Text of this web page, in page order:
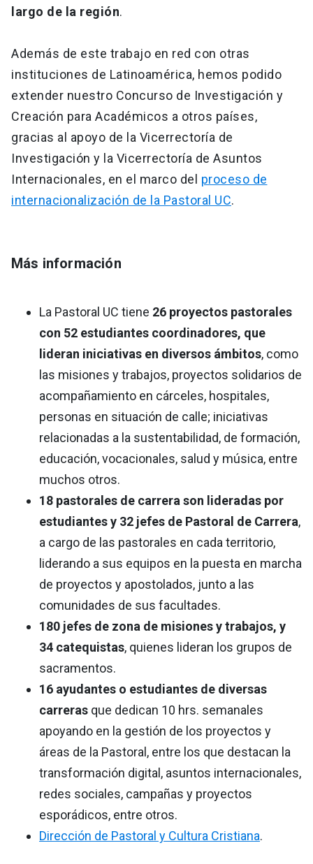
largo de la región.
Además de este trabajo en red con otras
instituciones de Latinoamérica, hemos podido
extender nuestro Concurso de Investigación y
Creación para Académicos a otros países,
gracias al apoyo de la Vicerrectoría de
Investigación y la Vicerrectoría de Asuntos
Internacionales, en el marco del proceso de
internacionalización de la Pastoral UC.
Más información
La Pastoral UC tiene 26 proyectos pastorales
con 52 estudiantes coordinadores, que
lideran iniciativas en diversos ámbitos, como
las misiones y trabajos, proyectos solidarios de
acompañamiento en cárceles, hospitales,
personas en situación de calle; iniciativas
relacionadas a la sustentabilidad, de formación,
educación, vocacionales, salud y música, entre
muchos otros.
18 pastorales de carrera son lideradas por
estudiantes y 32 jefes de Pastoral de Carrera,
a cargo de las pastorales en cada territorio,
liderando a sus equipos en la puesta en marcha
de proyectos y apostolados, junto a las
comunidades de sus facultades.
180 jefes de zona de misiones y trabajos, y
34 catequistas, quienes lideran los grupos de
sacramentos.
16 ayudantes o estudiantes de diversas
carreras que dedican 10 hrs. semanales
apoyando en la gestión de los proyectos y
áreas de la Pastoral, entre los que destacan la
transformación digital, asuntos internacionales,
redes sociales, campañas y proyectos
esporádicos, entre otros.
Dirección de Pastoral y Cultura Cristiana.